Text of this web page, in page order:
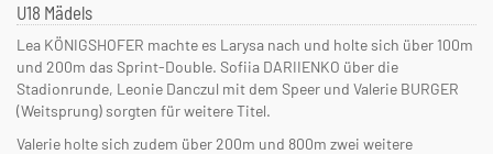
U18 Mädels
Lea KÖNIGSHOFER machte es Larysa nach und holte sich über 100m
und 200m das Sprint-Double. Sofiia DARIIENKO über die
Stadionrunde, Leonie Danczul mit dem Speer und Valerie BURGER
(Weitsprung) sorgten für weitere Titel.
Valerie holte sich zudem über 200m und 800m zwei weitere